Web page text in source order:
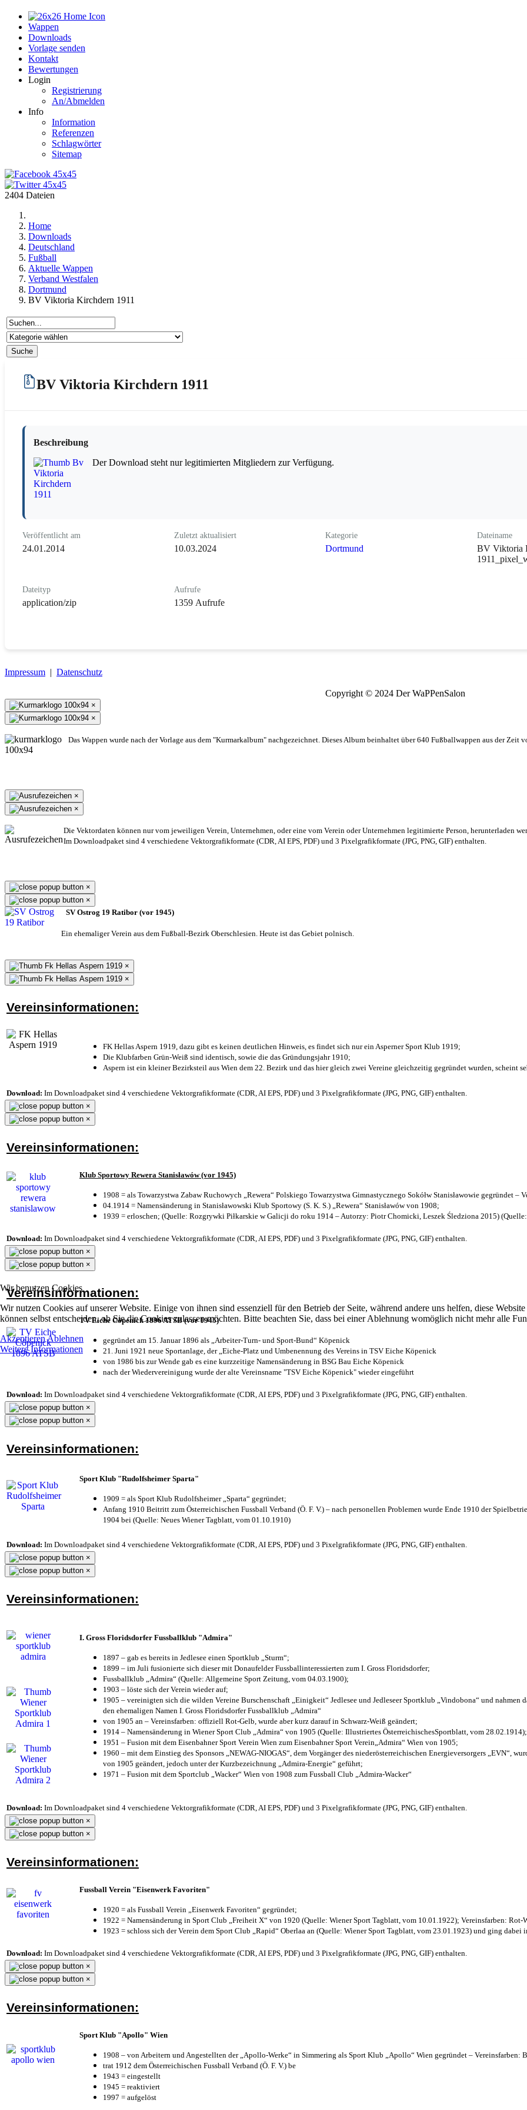
Wappen
Downloads
Vorlage senden
Kontakt
Bewertungen
Login
Registrierung
An/Abmelden
Info
Information
Referenzen
Schlagwörter
Sitemap
2404 Dateien
Home
Downloads
Deutschland
Fußball
Aktuelle Wappen
Verband Westfalen
Dortmund
BV Viktoria Kirchdern 1911
BV Viktoria Kirchdern 1911
Beschreibung
Der Download steht nur legitimierten Mitgliedern zur Verfügung.
Veröffentlicht am
24.01.2014
Zuletzt aktualisiert
10.03.2024
Kategorie
Dortmund
Dateiname
BV Viktoria
Dateityp
application/zip
Aufrufe
1359 Aufrufe
Impressum | Datenschutz
Copyright © 2024 Der WaPPenSalon
Wir benutzen Cookies
Wir nutzen Cookies auf unserer Website. Einige von ihnen sind essenziell für den Betrieb der Seite, während andere uns helfen, diese
können selbst entscheiden, ob Sie die Cookies zulassen möchten. Bitte beachten Sie, dass bei einer Ablehnung womöglich nicht mehr alle
AkzeptierenAblehnen
Weitere Informationen
×
×
Das Wappen wurde nach der Vorlage aus dem "Kurmarkalbum" nachgezeichnet. Dieses Album beinhaltet über 640 Fußballwappen aus der Zeit
×
×
Die Vektordaten können nur vom jeweiligen Verein, Unternehmen, oder eine vom Verein oder Unternehmen legitimierte Person, herunterladen
Im Downloadpaket sind 4 verschiedene Vektorgrafikformate (CDR, AI EPS, PDF) und 3 Pixelgrafikformate (JPG, PNG, GIF) enthalten.
×
×
SV Ostrog 19 Ratibor (vor 1945)
Ein ehemaliger Verein aus dem Fußball-Bezirk Oberschlesien. Heute ist das Gebiet polnisch.
×
×
Vereinsinformationen:
FK Hellas Aspern 1919, dazu gibt es keinen deutlichen Hinweis, es findet sich nur ein Asperner Sport Klub 1919;
Die Klubfarben Grün-Weiß sind identisch, sowie die das Gründungsjahr 1910;
Aspern ist ein kleiner Bezirksteil aus Wien dem 22. Bezirk und das hier gleich zwei Vereine gleichzeitig gegründet wurden, scheint
Download: Im Downloadpaket sind 4 verschiedene Vektorgrafikformate (CDR, AI EPS, PDF) und 3 Pixelgrafikformate (JPG, PNG, GIF) enthalten.
×
×
Vereinsinformationen:
Klub Sportowy Rewera Stanisławów (vor 1945)
1908 = als Towarzystwa Zabaw Ruchowych „Rewera“ Polskiego Towarzystwa Gimnastycznego Sokółw Stanisławowie gegründet –
04.1914 = Namensänderung in Stanisławowski Klub Sportowy (S. K. S.) „Rewera“ Stanisławów von 1908;
1939 = erloschen; (Quelle: Rozgrywki Piłkarskie w Galicji do roku 1914 – Autorzy: Piotr Chomicki, Leszek Śledziona 2015) (Quelle:
Download: Im Downloadpaket sind 4 verschiedene Vektorgrafikformate (CDR, AI EPS, PDF) und 3 Pixelgrafikformate (JPG, PNG, GIF) enthalten.
×
×
Vereinsinformationen:
TV Eiche Cöpenick 1896 ATSB (vor 1945)
gegründet am 15. Januar 1896 als „Arbeiter-Turn- und Sport-Bund“ Köpenick
21. Juni 1921 neue Sportanlage, der „Eiche-Platz und Umbenennung des Vereins in TSV Eiche Köpenick
von 1986 bis zur Wende gab es eine kurzzeitige Namensänderung in BSG Bau Eiche Köpenick
nach der Wiedervereinigung wurde der alte Vereinsname "TSV Eiche Köpenick" wieder eingeführt
Download: Im Downloadpaket sind 4 verschiedene Vektorgrafikformate (CDR, AI EPS, PDF) und 3 Pixelgrafikformate (JPG, PNG, GIF) enthalten.
×
×
Vereinsinformationen:
Sport Klub "Rudolfsheimer Sparta"
1909 = als Sport Klub Rudolfsheimer „Sparta“ gegründet;
Anfang 1910 Beitritt zum Österreichischen Fussball Verband (Ö. F. V.) – nach personellen Problemen wurde Ende 1910 der
1904 bei (Quelle: Neues Wiener Tagblatt, vom 01.10.1910)
Download: Im Downloadpaket sind 4 verschiedene Vektorgrafikformate (CDR, AI EPS, PDF) und 3 Pixelgrafikformate (JPG, PNG, GIF) enthalten.
×
×
Vereinsinformationen:
I. Gross Floridsdorfer Fussballklub "Admira"
1897 – gab es bereits in Jedlesee einen Sportklub „Sturm“;
1899 – im Juli fusionierte sich dieser mit Donaufelder Fussballinteressierten zum I. Gross Floridsdorfer;
Fussballklub „Admira“ (Quelle: Allgemeine Sport Zeitung, vom 04.03.1900);
1903 – löste sich der Verein wieder auf;
1905 – vereinigten sich die wilden Vereine Burschenschaft „Einigkeit“ Jedlesee und Jedleseer Sportklub „Vindobona“ und nahmen
den ehemaligen Namen I. Gross Floridsdorfer Fussballklub „Admira“
von 1905 an – Vereinsfarben: offiziell Rot-Gelb, wurde aber kurz darauf in Schwarz-Weiß geändert;
1914 – Namensänderung in Wiener Sport Club „Admira“ von 1905 (Quelle: Illustriertes ÖsterreichischesSportblatt, vom 28.02.1914);
1951 – Fusion mit dem Eisenbahner Sport Verein Wien zum Eisenbahner Sport Verein„Admira“ Wien von 1905;
1960 – mit dem Einstieg des Sponsors „NEWAG-NIOGAS“, dem Vorgänger des niederösterreichischen Energieversorgers „EVN“,
von 1905 geändert, jedoch unter der Kurzbezeichnung „Admira-Energie“ geführt;
1971 – Fusion mit dem Sportclub „Wacker“ Wien von 1908 zum Fussball Club „Admira-Wacker“
Download: Im Downloadpaket sind 4 verschiedene Vektorgrafikformate (CDR, AI EPS, PDF) und 3 Pixelgrafikformate (JPG, PNG, GIF) enthalten.
×
×
Vereinsinformationen:
Fussball Verein "Eisenwerk Favoriten"
1920 = als Fussball Verein „Eisenwerk Favoriten“ gegründet;
1922 = Namensänderung in Sport Club „Freiheit X“ von 1920 (Quelle: Wiener Sport Tagblatt, vom 10.01.1922); Vereinsfarben: Rot-
1923 = schloss sich der Verein dem Sport Club „Rapid“ Oberlaa an (Quelle: Wiener Sport Tagblatt, vom 23.01.1923) und ging dabei
Download: Im Downloadpaket sind 4 verschiedene Vektorgrafikformate (CDR, AI EPS, PDF) und 3 Pixelgrafikformate (JPG, PNG, GIF) enthalten.
×
×
Vereinsinformationen:
Sport Klub "Apollo" Wien
1908 – von Arbeitern und Angestellten der „Apollo-Werke“ in Simmering als Sport Klub „Apollo“ Wien gegründet – Vereinsfarben:
trat 1912 dem Österreichischen Fussball Verband (Ö. F. V.) be
1943 = eingestellt
1945 = reaktiviert
1997 = aufgelöst